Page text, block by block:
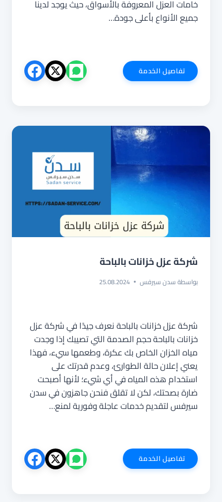
خامات العزل المعروفة بالأسواق، حيث يوجد لدينا
جميع الأنواع بأعلى جودة…
تفاصيل الخدمةشركة
عزل
شركة عزل خزانات بالباحة
بواسطةسدن سيرفس 25.08.2024
شركة عزل خزانات بالباحة نعرف جيدًا في شركة عزل
خزانات بالباحة حجم الصدمة التي تصيبك إذا وجدت
مياه الخزان الخاص بك عكرة، وطعمها سيء، فهذا
يعني إعلان حالة الطوارئ، وعدم قدرتك على
استخدام هذه المياه في أي شيء؛ لأنها أصبحت
ضارة بصحتك، لكن لا تقلق فنحن جاهزون في سدن
سيرفس لتقديم خدمات عاجلة وفورية لمنع…
تفاصيل الخدمةشركة
عزل